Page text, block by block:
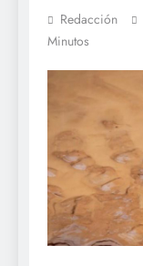
Redacción
Minutos